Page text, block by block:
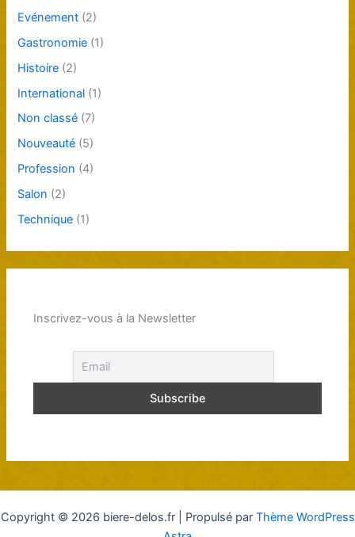
Evénement (2)
Gastronomie (1)
Histoire (2)
International (1)
Non classé (7)
Nouveauté (5)
Profession (4)
Salon (2)
Technique (1)
Inscrivez-vous à la Newsletter
Copyright © 2026 biere-delos.fr | Propulsé par Thème WordPress